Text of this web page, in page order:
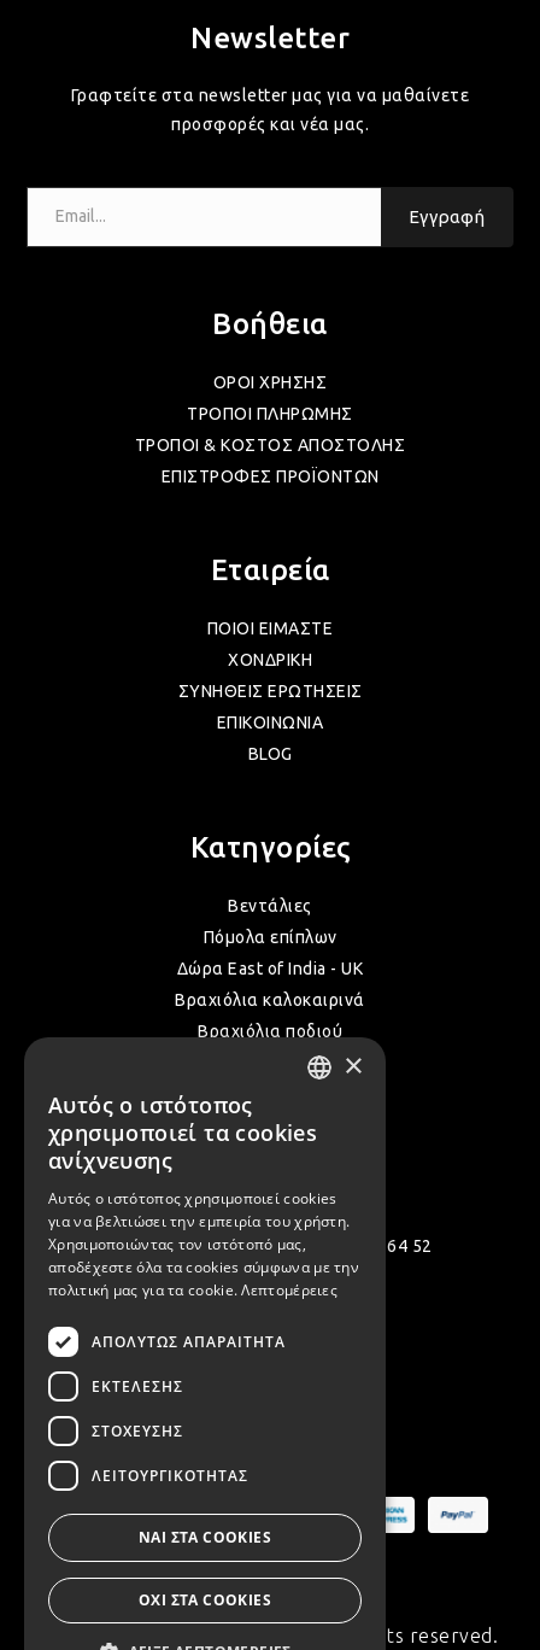
Newsletter
Γραφτείτε στα newsletter μας για να μαθαίνετε
προσφορές και νέα μας.
Εγγραφή
Βοήθεια
ΟΡΟΙ ΧΡΗΣΗΣ
ΤΡΟΠΟΙ ΠΛΗΡΩΜΗΣ
ΤΡΟΠΟΙ & ΚΟΣΤΟΣ ΑΠΟΣΤΟΛΗΣ
ΕΠΙΣΤΡΟΦΕΣ ΠΡΟΪΟΝΤΩΝ
Εταιρεία
ΠΟΙΟΙ ΕΙΜΑΣΤΕ
ΧΟΝΔΡΙΚΗ
ΣΥΝΗΘΕΙΣ ΕΡΩΤΗΣΕΙΣ
ΕΠΙΚΟΙΝΩΝΙΑ
BLOG
Κατηγορίες
Βεντάλιες
Πόμολα επίπλων
Δώρα East of India - UK
Βραχιόλια καλοκαιρινά
Βραχιόλια ποδιού
Δακτυλίδια
Όλα τα Καλοκαιρινά μας
Επικοινωνία
Πολεμιστών 12, Αργυρούπολη 164 52
[email protected]
© Copyright 2020 Synchronia. All rights reserved.
×
Αυτός ο ιστότοπος
χρησιμοποιεί τα cookies
ανίχνευσης
Αυτός ο ιστότοπος χρησιμοποιεί cookies
για να βελτιώσει την εμπειρία του χρήστη.
Χρησιμοποιώντας τον ιστότοπό μας,
αποδέχεστε όλα τα cookies σύμφωνα με την
πολιτική μας για τα cookie. Λεπτομέρειες
ΑΠΟΛΎΤΩΣ ΑΠΑΡΑΊΤΗΤΑ
ΕΚΤΈΛΕΣΗΣ
ΣΤΌΧΕΥΣΗΣ
ΛΕΙΤΟΥΡΓΙΚΌΤΗΤΑΣ
ΝΑΙ ΣΤΑ COOKIES
ΟΧΙ ΣΤΑ COOKIES